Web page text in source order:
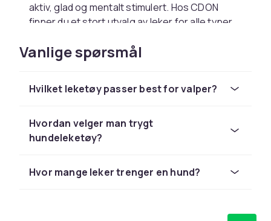
aktiv, glad og mentalt stimulert. Hos CDON
finner du et stort utvalg av leker for alle typer
aktiveringsleker og kosedyr. Lek er ikke bare
underholdning for hunden, det er avgjørende
styrker båndet mellom deg og hunden din,
atferdsproblemer som kan oppstå av
kjedsomhet. Enten hunden din elsker å hente
leken her.
Vanlige spørsmål
Hvilket leketøy passer best for valper?
Hvordan velger man trygt
hundeleketøy?
Hvor mange leker trenger en hund?